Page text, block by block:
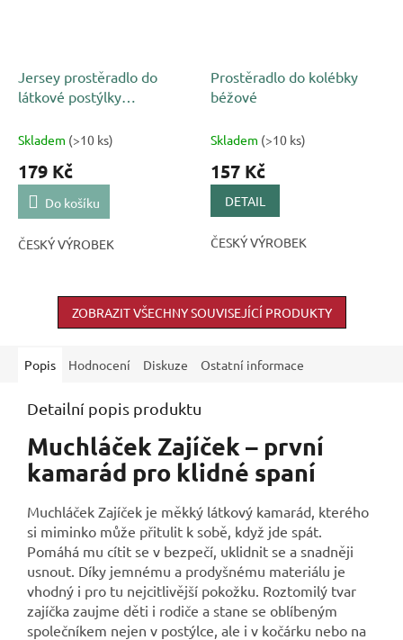
Jersey prostěradlo do
látkové postýlky
Skladem (>10 ks)
179 Kč
Do košíku
ČESKÝ VÝROBEK
Prostěradlo do kolébky
béžové
Skladem (>10 ks)
157 Kč
DETAIL
ČESKÝ VÝROBEK
ZOBRAZIT VŠECHNY SOUVISEJÍCÍ PRODUKTY
Popis Hodnocení Diskuze Ostatní informace
Detailní popis produktu
Muchláček Zajíček – první
kamarád pro klidné spaní
Muchláček Zajíček je měkký látkový kamarád, kterého
si miminko může přitulit k sobě, když jde spát.
Pomáhá mu cítit se v bezpečí, uklidnit se a snadněji
usnout. Díky jemnému a prodyšnému materiálu je
vhodný i pro tu nejcitlivější pokožku. Roztomilý tvar
zajíčka zaujme děti i rodiče a stane se oblíbeným
společníkem nejen v postýlce, ale i v kočárku nebo na